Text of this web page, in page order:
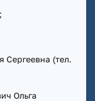
Сергеевна (тел.
Ольга